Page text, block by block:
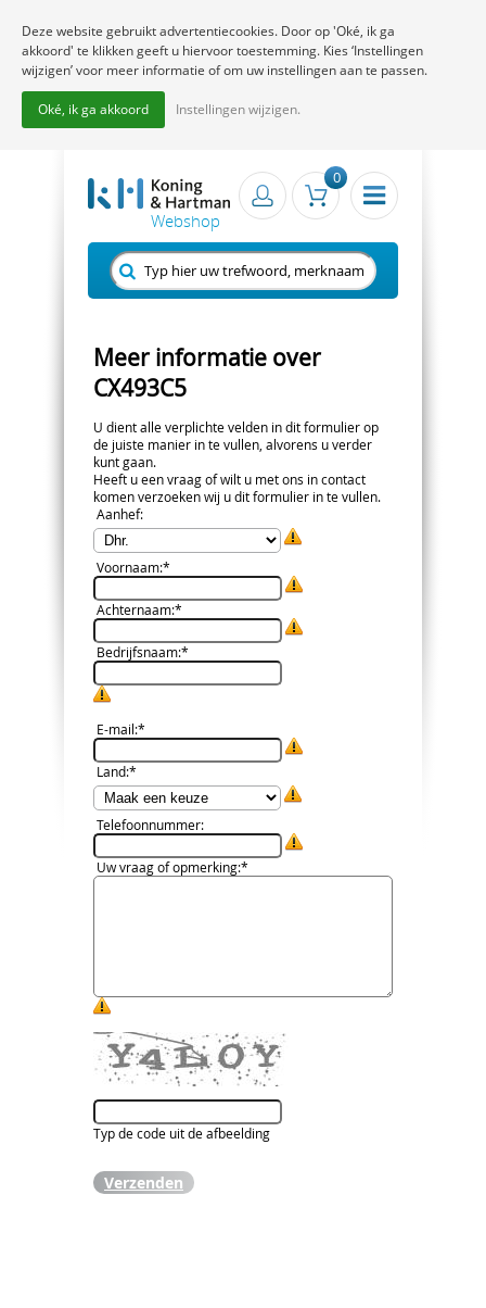
0
Meer informatie over
CX493C5
U dient alle verplichte velden in dit formulier op
de juiste manier in te vullen, alvorens u verder
kunt gaan.
Heeft u een vraag of wilt u met ons in contact
komen verzoeken wij u dit formulier in te vullen.
Aanhef:
Voornaam:*
Achternaam:*
Bedrijfsnaam:*
E-mail:*
Land:*
Telefoonnummer:
Uw vraag of opmerking:*
Typ de code uit de afbeelding
Verzenden
Deze website gebruikt advertentiecookies. Door op 'Oké, ik ga
akkoord' te klikken geeft u hiervoor toestemming. Kies ‘Instellingen
wijzigen’ voor meer informatie of om uw instellingen aan te passen.
Oké, ik ga akkoord Instellingen wijzigen.